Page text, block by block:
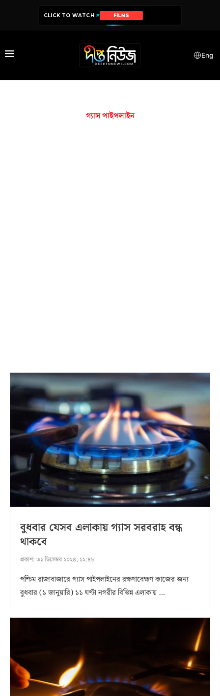
CLICK TO WATCH FILMS
Eng
গ্যাস পাইপলাইন
বুধবার যেসব এলাকায় গ‍্যাস সরবরাহ বন্ধ
থাকবে
প্রকাশ: ৩১ ডিসেম্বর ২০২৪, ১২:৪৮
পশ্চিম রাজাবাজারে গ্যাস পাইপলাইনের রক্ষণাবেক্ষণ কাজের জন্য
বুধবার (১ জানুয়ারি) ১১ ঘণ্টা নগরীর বিভিন্ন এলাকায় …